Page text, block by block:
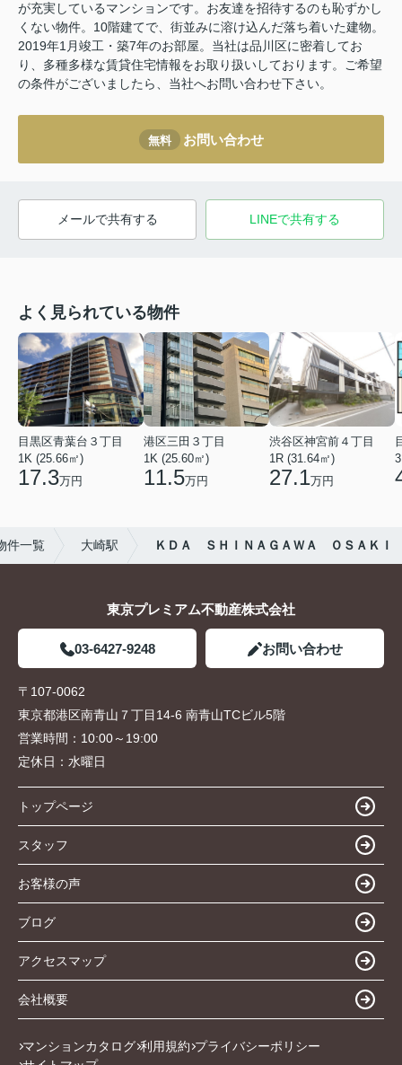
が充実しているマンションです。お友達を招待するのも恥ずかし
くない物件。10階建てで、街並みに溶け込んだ落ち着いた建物。
2019年1月竣工・築7年のお部屋。当社は品川区に密着してお
り、多種多様な賃貸住宅情報をお取り扱いしております。ご希望
の条件がございましたら、当社へお問い合わせ下さい。
無料 お問い合わせ
メールで共有する LINEで共有する
よく見られている物件
目黒区青葉台３丁目
1K (25.66㎡)
17.3万円
港区三田３丁目
1K (25.60㎡)
11.5万円
渋谷区神宮前４丁目
1R (31.64㎡)
27.1万円
件一覧 大崎駅 ＫＤＡ ＳＨＩＮＡＧＡＷＡ ＯＳＡＫＩ
東京プレミアム不動産株式会社
03-6427-9248 お問い合わせ
〒107-0062
東京都港区南青山７丁目14-6 南青山TCビル5階
営業時間： 10:00～19:00
定休日： 水曜日
トップページ
スタッフ
お客様の声
ブログ
アクセスマップ
会社概要
マンションカタログ 利用規約 プライバシーポリシー